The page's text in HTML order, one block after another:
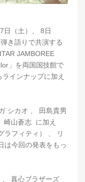
日（土）、 8日
き語りで共演する
JAMBOREE
」を両国国技館で
インナップに加え
シカオ 、 田島貴男
崎山蒼志 に加え
ラフィティ） 、 リ
は今回の発表をもっ
真心ブラザーズ